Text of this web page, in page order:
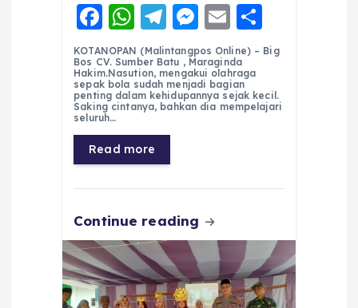
F
a
c
e
b
o
o
k
W
h
a
ts
A
p
p
T
el
e
g
r
a
m
M
e
ss
e
n
E
m
ai
l
h
re
KOTANOPAN (Malintangpos Online) – Big
Bos CV. Sumber Batu , Maraginda
Hakim.Nasution, mengakui olahraga
sepak bola sudah menjadi bagian
penting dalam kehidupannya sejak kecil.
Saking cintanya, bahkan dia mempelajari
seluruh…
Read more
Continue reading